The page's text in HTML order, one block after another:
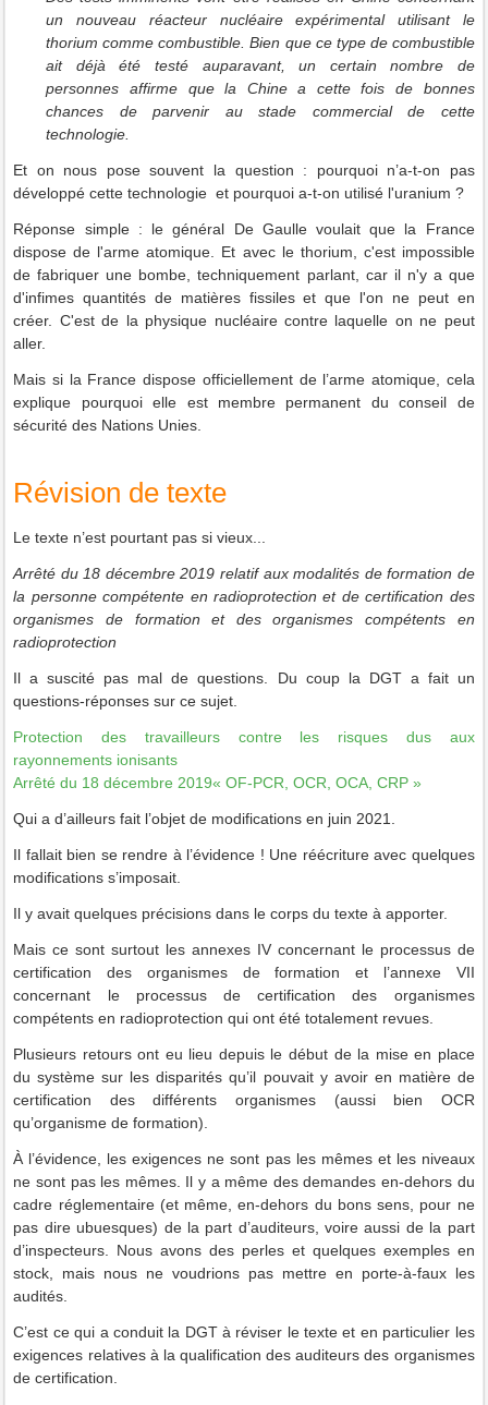
un nouveau réacteur nucléaire expérimental utilisant le
thorium comme combustible. Bien que ce type de combustible
ait déjà été testé auparavant, un certain nombre de
personnes affirme que la Chine a cette fois de bonnes
chances de parvenir au stade commercial de cette
technologie.
Et on nous pose souvent la question : pourquoi n’a-t-on pas
développé cette technologie et pourquoi a-t-on utilisé l'uranium ?
Réponse simple : le général De Gaulle voulait que la France
dispose de l'arme atomique. Et avec le thorium, c'est impossible
de fabriquer une bombe, techniquement parlant, car il n'y a que
d'infimes quantités de matières fissiles et que l'on ne peut en
créer. C'est de la physique nucléaire contre laquelle on ne peut
aller.
Mais si la France dispose officiellement de l’arme atomique, cela
explique pourquoi elle est membre permanent du conseil de
sécurité des Nations Unies.
Révision de texte
Le texte n’est pourtant pas si vieux...
Arrêté du 18 décembre 2019 relatif aux modalités de formation de
la personne compétente en radioprotection et de certification des
organismes de formation et des organismes compétents en
radioprotection
Il a suscité pas mal de questions. Du coup la DGT a fait un
questions-réponses sur ce sujet.
Protection des travailleurs contre les risques dus aux
rayonnements ionisants
Arrêté du 18 décembre 2019« OF-PCR, OCR, OCA, CRP »
Qui a d’ailleurs fait l’objet de modifications en juin 2021.
Il fallait bien se rendre à l’évidence ! Une réécriture avec quelques
modifications s’imposait.
Il y avait quelques précisions dans le corps du texte à apporter.
Mais ce sont surtout les annexes IV concernant le processus de
certification des organismes de formation et l’annexe VII
concernant le processus de certification des organismes
compétents en radioprotection qui ont été totalement revues.
Plusieurs retours ont eu lieu depuis le début de la mise en place
du système sur les disparités qu’il pouvait y avoir en matière de
certification des différents organismes (aussi bien OCR
qu’organisme de formation).
À l’évidence, les exigences ne sont pas les mêmes et les niveaux
ne sont pas les mêmes. Il y a même des demandes en-dehors du
cadre réglementaire (et même, en-dehors du bons sens, pour ne
pas dire ubuesques) de la part d’auditeurs, voire aussi de la part
d’inspecteurs. Nous avons des perles et quelques exemples en
stock, mais nous ne voudrions pas mettre en porte-à-faux les
audités.
C’est ce qui a conduit la DGT à réviser le texte et en particulier les
exigences relatives à la qualification des auditeurs des organismes
de certification.